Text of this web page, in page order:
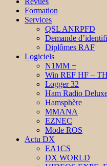
Formation
Services
QSL ANRPFD
Demande
Diplômes RAF
Logiciels
N1MM +
Win REF HF –
Logger 32
Ham Radio
Hamsphère
MMANA
EZNEC
Mode ROS
Actu DX
EA1CS
DX WORLD